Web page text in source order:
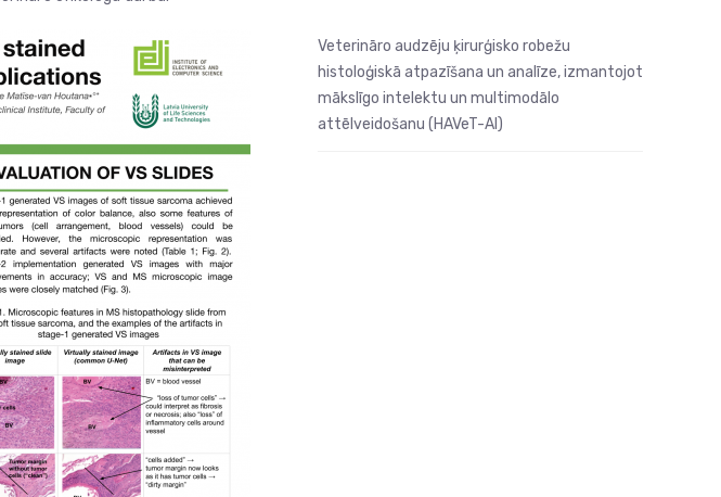
Veterināro audzēju ķirurģisko robežu
histoloģiskā atpazīšana un analīze, izmantojot
mākslīgo intelektu un multimodālo
attēlveidošanu (HAVeT-AI)